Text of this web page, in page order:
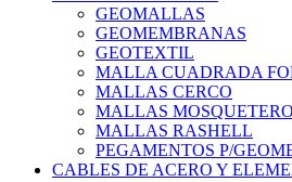
GEOMALLAS
GEOMEMBRANAS
GEOTEXTIL
MALLA CUADRADA
MALLAS CERCO
MALLAS MOSQUETERO
MALLAS RASHELL
PEGAMENTOS P/
CABLES DE ACERO Y